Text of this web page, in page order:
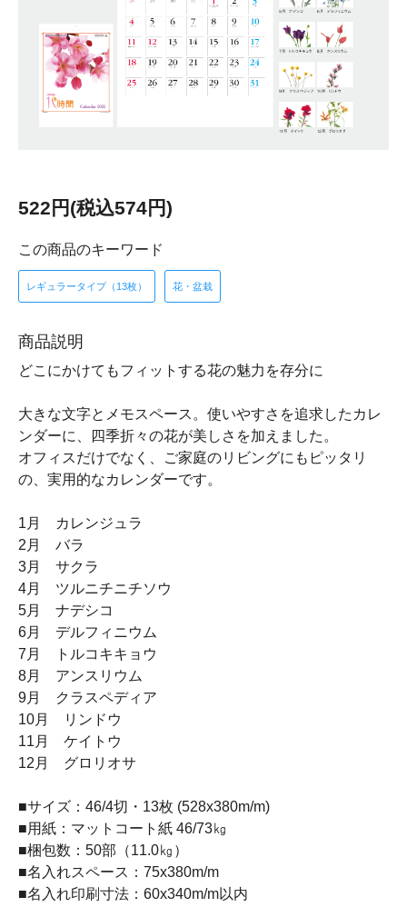
522円(税込574円)
この商品のキーワード
レギュラータイプ（13枚） 花・盆栽
商品説明
どこにかけてもフィットする花の魅力を存分に
大きな文字とメモスペース。使いやすさを追求したカレ
ンダーに、四季折々の花が美しさを加えました。
オフィスだけでなく、ご家庭のリビングにもピッタリ
の、実用的なカレンダーです。
1月 カレンジュラ
2月 バラ
3月 サクラ
4月 ツルニチニチソウ
5月 ナデシコ
6月 デルフィニウム
7月 トルコキキョウ
8月 アンスリウム
9月 クラスペディア
10月 リンドウ
11月 ケイトウ
12月 グロリオサ
■サイズ：46/4切・13枚 (528x380m/m)
■用紙：マットコート紙 46/73㎏
■梱包数：50部（11.0㎏）
■名入れスペース：75x380m/m
■名入れ印刷寸法：60x340m/m以内